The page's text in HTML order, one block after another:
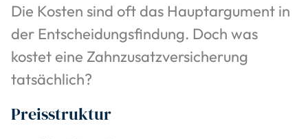
Die Kosten sind oft das Hauptargument in
der Entscheidungsfindung. Doch was
kostet eine Zahnzusatzversicherung
tatsächlich?
Preisstruktur